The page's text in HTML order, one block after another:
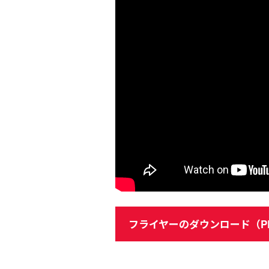
フライヤーのダウンロード（